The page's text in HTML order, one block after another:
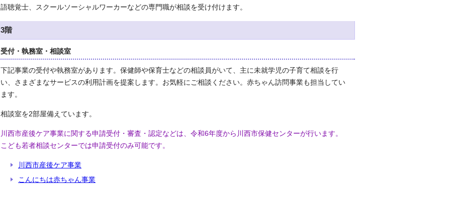
語聴覚士、スクールソーシャルワーカーなどの専門職が相談を受け付けます。
3階
受付・執務室・相談室
下記事業の受付や執務室があります。保健師や保育士などの相談員がいて、主に未就学児の子育て相談を行
い、さまざまなサービスの利用計画を提案します。お気軽にご相談ください。赤ちゃん訪問事業も担当してい
ます。
相談室を2部屋備えています。
川西市産後ケア事業に関する申請受付・審査・認定などは、令和6年度から川西市保健センターが行います。
こども若者相談センターでは申請受付のみ可能です。
川西市産後ケア事業
こんにちは赤ちゃん事業